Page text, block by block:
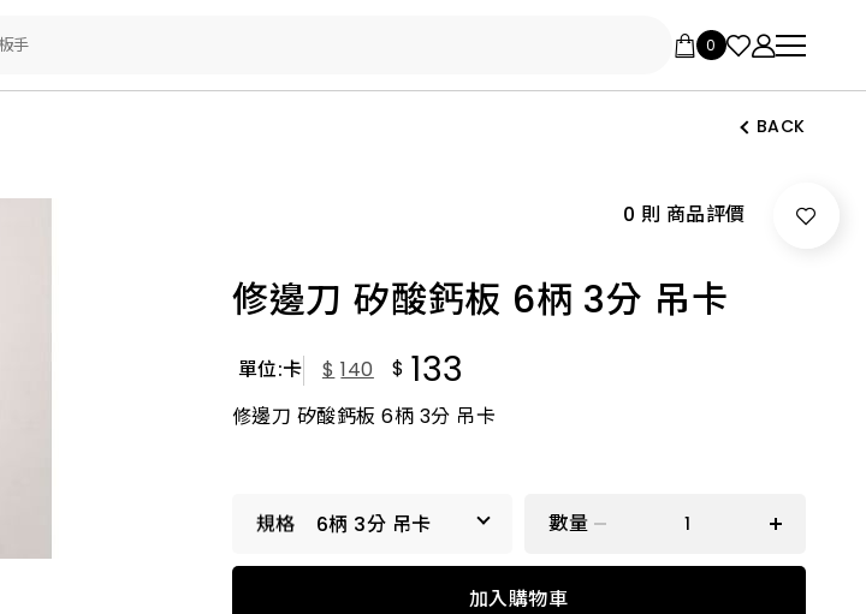
BACK
0 則 商品評價
修邊刀 矽酸鈣板 6柄 3分 吊卡
單位:卡 $ 140 $ 133
修邊刀 矽酸鈣板 6柄 3分 吊卡
6柄 3分 吊卡 數量
加入購物車